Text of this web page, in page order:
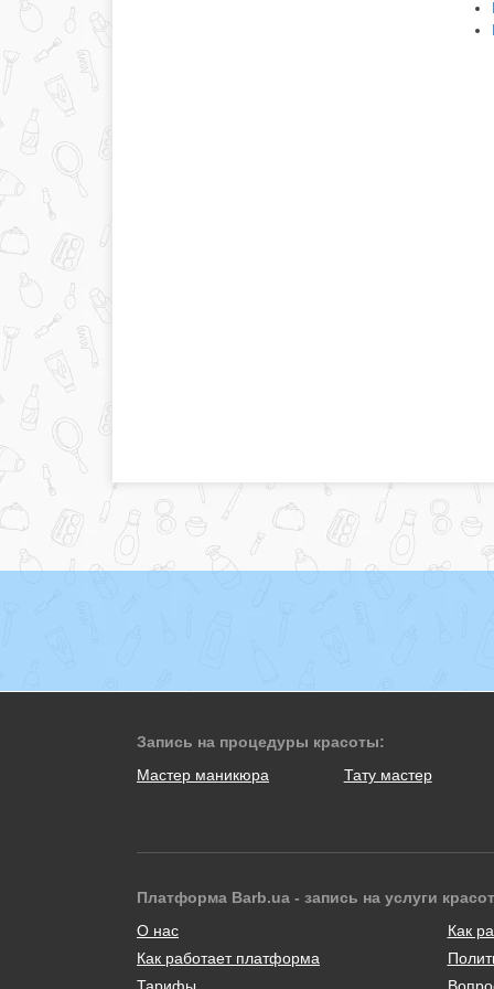
Запись на процедуры красоты:
Мастер маникюра
Тату мастер
Платформа Barb.ua - запись на услуги
О нас
Как работает платформа
Тарифы
Как